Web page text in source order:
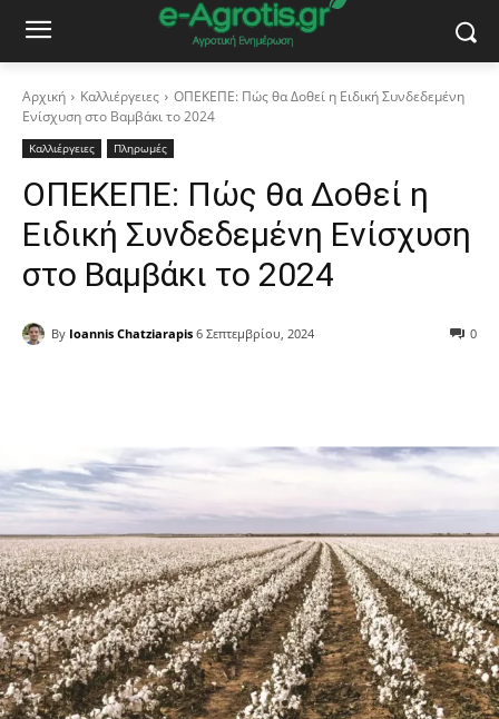
Αρχική Καλλιέργειες
ΟΠΕΚΕΠΕ: Πώς θα Δοθεί η Ειδική Συνδεδεμένη
Ενίσχυση στο Βαμβάκι το 2024
Καλλιέργειες Πληρωμές
ΟΠΕΚΕΠΕ: Πώς θα Δοθεί η
Ειδική Συνδεδεμένη Ενίσχυση
στο Βαμβάκι το 2024
By Ioannis Chatziarapis 6 Σεπτεμβρίου, 2024 0